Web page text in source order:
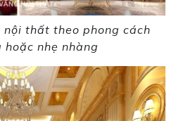
thất theo phong cách
nhẹ nhàng